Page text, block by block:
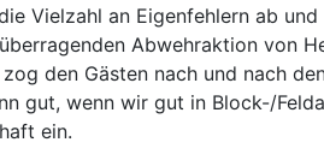
Vielzahl an Eigenfehlern ab
Abwehraktion von
den Gästen nach und nach
gut, wenn wir gut in Block-/
ein.